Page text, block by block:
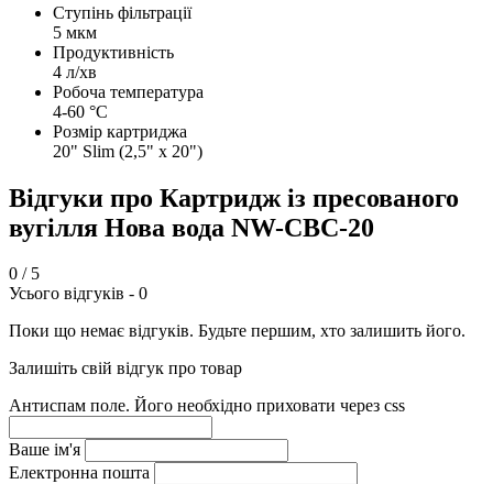
Ступінь фільтрації
5 мкм
Продуктивність
4 л/хв
Робоча температура
4-60 °C
Розмір картриджа
20" Slim (2,5" x 20")
Відгуки про Картридж із пресованого
вугілля Нова вода NW-CBC-20
0 / 5
Усього відгуків - 0
Поки що немає відгуків. Будьте першим, хто залишить його.
Залишіть свій відгук про товар
Антиспам поле. Його необхідно приховати через css
Ваше ім'я
Електронна пошта